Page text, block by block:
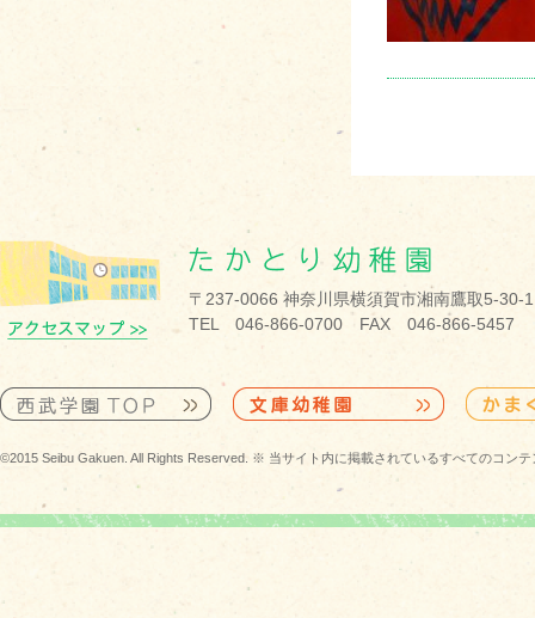
〒237-0066 神奈川県横須賀市湘南鷹取5-30-1
TEL 046-866-0700 FAX 046-866-5457
©2015 Seibu Gakuen. All Rights Reserved. ※ 当サイト内に掲載されているすべてのコン